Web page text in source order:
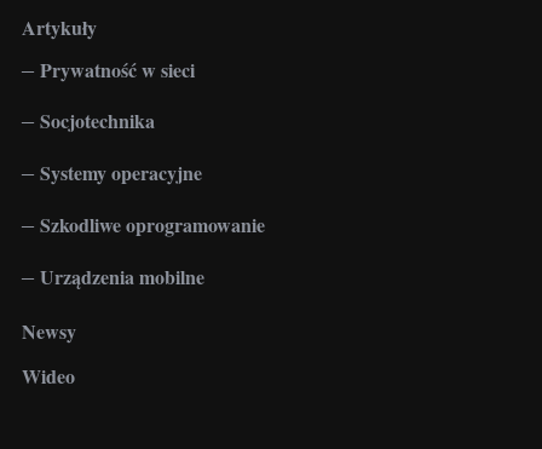
Artykuły
Prywatność w sieci
Socjotechnika
Systemy operacyjne
Szkodliwe oprogramowanie
Urządzenia mobilne
Newsy
Wideo